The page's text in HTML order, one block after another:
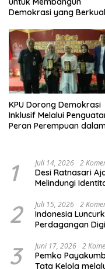
Demokrasi yang
KPU Dorong Demokrasi
Inklusif Melalui
Peran Perempuan
1 Juli 14, 2026 2
Desi Ratnasari
Melindungi
2 Juli 15, 2026 2
Indonesia
Perdagangan
3 Juni 17, 2026 2
Pemko
Tata Kelola